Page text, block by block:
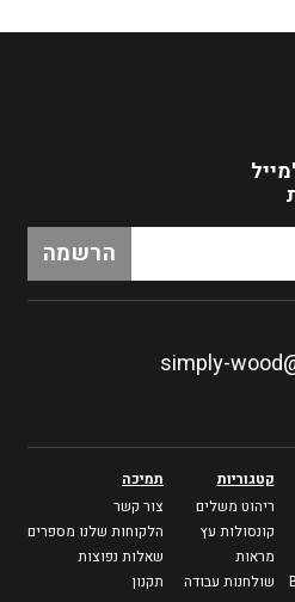
simply-
קטגוריות
ריהוט משלים
קונסולות עץ
מראות
שולחנות עבודה
תמיכה
צור קשר
הלקוחות שלנו מספרים
שאלות נפוצות
תקנון